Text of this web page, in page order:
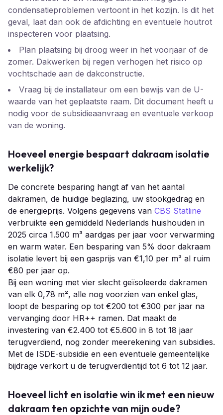
condensatieproblemen vertoont in het kozijn. Is dit het
geval, laat dan ook de afdichting en eventuele houtrot
inspecteren voor plaatsing.
Plan plaatsing bij droog weer in het voorjaar of de
zomer. Dakwerken bij regen verhogen het risico op
vochtschade aan de dakconstructie.
Vraag bij de installateur om een bewijs van de U-
waarde van het geplaatste raam. Dit document heeft u
nodig voor de subsidieaanvraag en eventuele verkoop
van de woning.
Hoeveel energie bespaart dakraam isolatie
werkelijk?
De concrete besparing hangt af van het aantal
dakramen, de huidige beglazing, uw stookgedrag en
de energieprijs. Volgens gegevens van CBS Statline
verbruikte een gemiddeld Nederlands huishouden in
2025 circa 1.500 m³ aardgas per jaar voor verwarming
en warm water. Een besparing van 5% door dakraam
isolatie levert bij een gasprijs van €1,10 per m³ al ruim
€80 per jaar op.
Bij een woning met vier slecht geïsoleerde dakramen
van elk 0,78 m², alle nog voorzien van enkel glas,
loopt de besparing op tot €200 tot €300 per jaar na
vervanging door HR++ ramen. Dat maakt de
investering van €2.400 tot €5.600 in 8 tot 18 jaar
terugverdiend, nog zonder meerekening van subsidies.
Met de ISDE-subsidie en een eventuele gemeentelijke
bijdrage verkort u de terugverdientijd tot 6 tot 12 jaar.
Hoeveel licht en isolatie win ik met een nieuw
dakraam ten opzichte van mijn oude?